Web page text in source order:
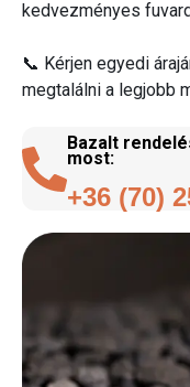
kedvezményes
📞 Kérjen egyedi
megtalálni a legjobb
Bazalt
most:
+36 (70)